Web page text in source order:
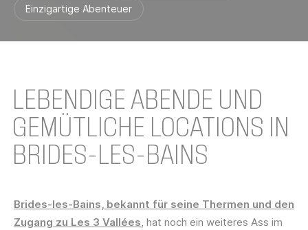
Einzigartige Abenteuer
LEBENDIGE ABENDE UND
GEMÜTLICHE LOCATIONS IN
BRIDES-LES-BAINS
Brides-les-Bains, bekannt für seine Thermen und den
Zugang zu Les 3 Vallées, hat noch ein weiteres Ass im